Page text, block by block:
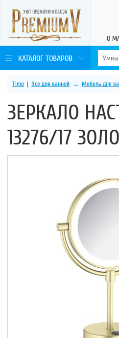
О
КАТАЛОГ ТОВАРОВ
Timo | Все для ванной → Мебель для
ЗЕРКАЛО
13276/17